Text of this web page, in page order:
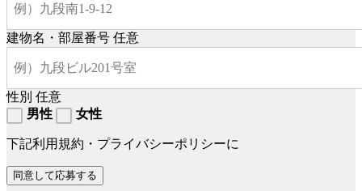
建物名・部屋番号 任意
性別 任意
男性
女性
下記利用規約・プライバシーポリシーに